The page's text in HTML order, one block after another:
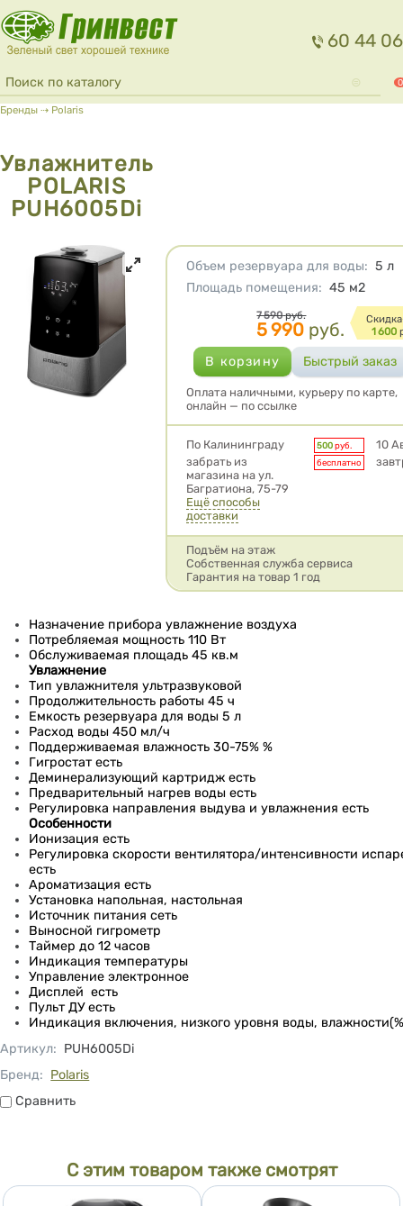
Перейти к основному содержанию
60 44 06
Форма поиска
Поиск 0
Вы здесь
Бренды ⇢ Polaris
Увлажнитель
POLARIS
PUH6005Di
Характеристики
Объем резервуара для воды: 5 л
Площадь помещения: 45 м2
Цена
7 590 руб.
5 990 руб.
1 600
Оплата наличными, курьеру по карте,
онлайн — по ссылке
Условия доставки
По Калининграду 500руб.
10
забрать из
магазина на ул.
Багратиона, 75-79
бесплатно
Ещё способы
доставки
Подъём на этаж
Собственная служба сервиса
Гарантия на товар 1 год
Назначение прибора увлажнение воздуха
Потребляемая мощность 110 Вт
Обслуживаемая площадь 45 кв.м
Увлажнение
Тип увлажнителя ультразвуковой
Продолжительность работы 45 ч
Емкость резервуара для воды 5 л
Расход воды 450 мл/ч
Поддерживаемая влажность 30-75% %
Гигростат есть
Деминерализующий картридж есть
Предварительный нагрев воды есть
Регулировка направления выдува и увлажнения есть
Особенности
Ионизация есть
Регулировка скорости вентилятора/интенсивности
есть
Ароматизация есть
Установка напольная, настольная
Источник питания сеть
Выносной гигрометр
Таймер до 12 часов
Индикация температуры
Управление электронное
Дисплей есть
Пульт ДУ есть
Индикация включения, низкого уровня воды,
Артикул: PUH6005Di
Бренд: Polaris
СравнитьСравнить
С этим товаром также смотрят